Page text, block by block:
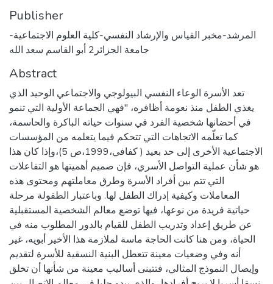
Publisher
المرشد-مخبر القياس والإرشاد النفسي-كلية العلوم الاجتماعية-
جامعة الجزائر2 أبو القاسم سعد الله
Abstract
تعد الأسرة الوعاء النفسي البيولوجي والاجتماعي الوحيد الذي
يغذي الطفل منذ نعومة أظافره، "فهي الجماعة الأولية التي تنمو
في أحضانها شخصية الفرد في سنوات حياته الباكرة والحاسمة،
كما تعلّمه الاتجاهات التي تتحكم فيما يتعلمه من المؤسسات
الاجتماعية الأخرى إلى حد بعيد ( كفافي،1999،ص 5)،وإذا كان هذا
هو شأن عملية التواصل الأسري، فإن صميم أهميتها هو التفاعلات
التي تتم بين أفراد الأسرة وطرق معاملتهم ومحتوى هذه
المعاملات وكيفية إدراك الطفل لها. وباعتبار الطفولة مرحلة
حياتية فريدة من نوعها، فيها توضع معالم الشخصية المستقبلية
عن طريق إعداد وتدريب الطفل للقيام بالدور المطلوب منه في
الحياة، ومن هنا كانت الحاجة ماسة لملازمة هذا الأخير أبويه، غير
أنه وفي وضعيات معينة تتعطل البنية النسقية للأسرة لتقديم
وإيصال النموذج المثالي، فتتبنى أساليب معينة من شأنها أن تخلق